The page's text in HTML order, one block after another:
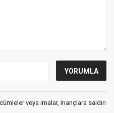
veya imalar, inançlara saldırı